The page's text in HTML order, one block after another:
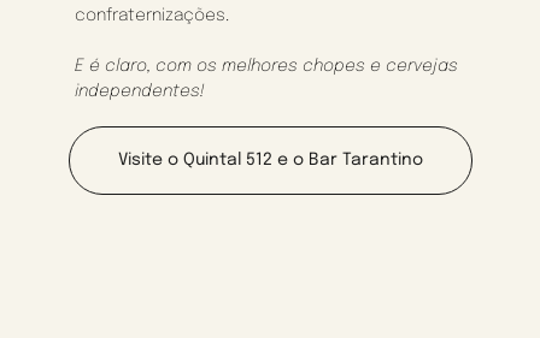
confraternizações.
E é claro, com os melhores chopes e cervejas
independentes!
Visite o Quintal 512 e o Bar Tarantino